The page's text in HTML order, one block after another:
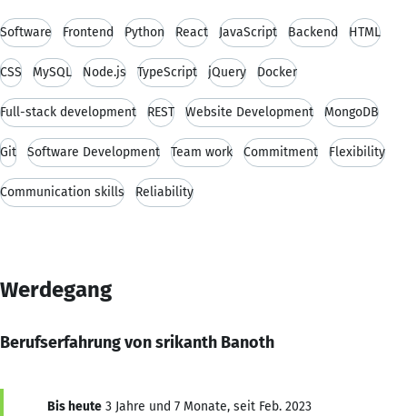
Software Frontend Python React JavaScript Backend HTML
CSS MySQL Node.js TypeScript jQuery Docker
Full-stack development REST Website Development MongoDB
Git Software Development Team work Commitment Flexibility
Communication skills Reliability
Werdegang
Berufserfahrung von srikanth Banoth
Bis heute 3 Jahre und 7 Monate, seit Feb. 2023